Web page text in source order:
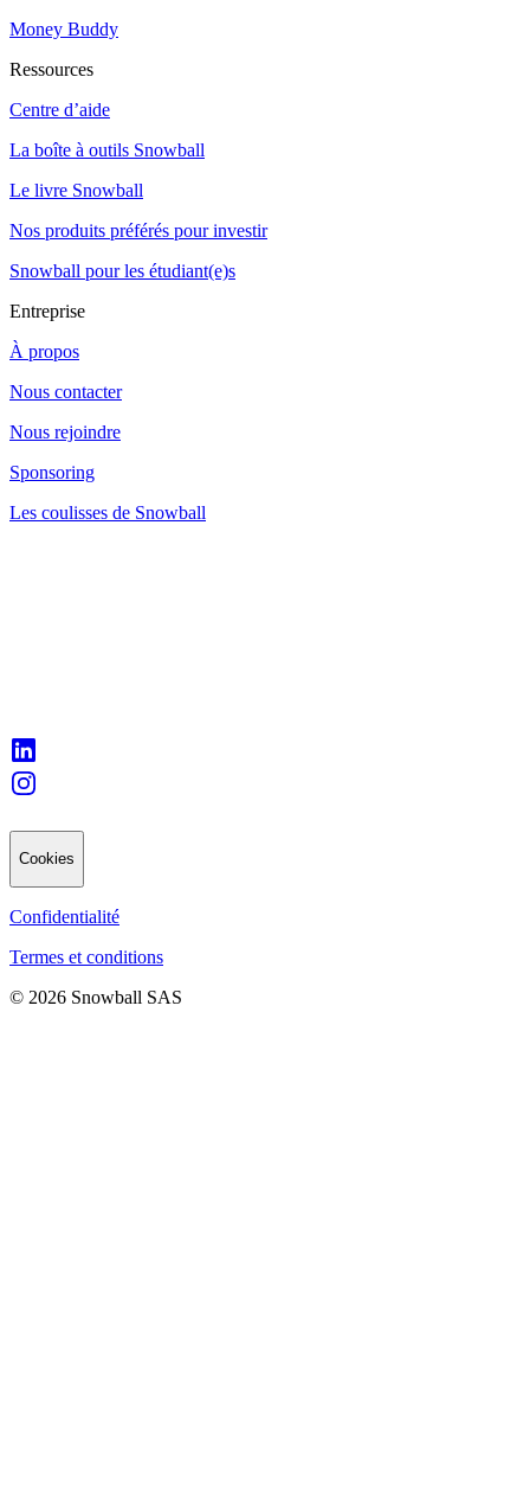
Money Buddy
Ressources
Centre d’aide
La boîte à outils Snowball
Le livre Snowball
Nos produits préférés pour investir
Snowball pour les étudiant(e)s
Entreprise
À propos
Nous contacter
Nous rejoindre
Sponsoring
Les coulisses de Snowball
Cookies
Confidentialité
Termes et conditions
© 2026 Snowball SAS